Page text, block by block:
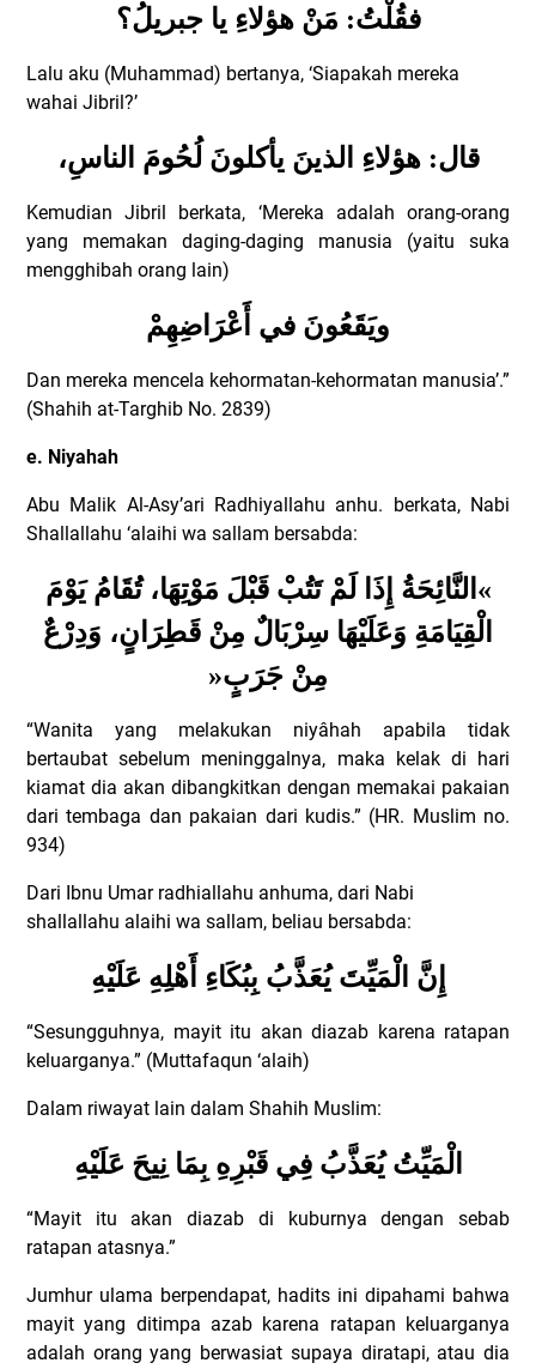
فقُلْتُ: مَنْ هؤلاءِ يا جبريلُ؟
Lalu aku (Muhammad) bertanya, ‘Siapakah mereka
wahai Jibril?’
قال: هؤلاءِ الذينَ يأكلونَ لُحُومَ الناسِ،
Kemudian Jibril berkata, ‘Mereka adalah orang-orang
yang memakan daging-daging manusia (yaitu suka
mengghibah orang lain)
ويَقَعُونَ في أَعْرَاضِهِمْ
Dan mereka mencela kehormatan-kehormatan manusia’.”
(Shahih at-Targhib No. 2839)
e. Niyahah
Abu Malik Al-Asy’ari Radhiyallahu anhu. berkata, Nabi
Shallallahu ‘alaihi wa sallam bersabda:
« النَّائِحَةُ إِذَا لَمْ تَتُبْ قَبْلَ مَوْتِهَا، تُقَامُ يَوْمَ
الْقِيَامَةِ وَعَلَيْهَا سِرْبَالٌ مِنْ قَطِرَانٍ، وَدِرْعٌ
مِنْ جَرَبٍ»
“Wanita yang melakukan niyâhah apabila tidak
bertaubat sebelum meninggalnya, maka kelak di hari
kiamat dia akan dibangkitkan dengan memakai pakaian
dari tembaga dan pakaian dari kudis.” (HR. Muslim no.
934)
Dari Ibnu Umar radhiallahu anhuma, dari Nabi
shallallahu alaihi wa sallam, beliau bersabda:
إِنَّ الْمَيِّتَ يُعَذَّبُ بِبُكَاءِ أَهْلِهِ عَلَيْهِ
“Sesungguhnya, mayit itu akan diazab karena ratapan
keluarganya.” (Muttafaqun ‘alaih)
Dalam riwayat lain dalam Shahih Muslim:
الْمَيِّتُ يُعَذَّبُ فِي قَبْرِهِ بِمَا نِيحَ عَلَيْهِ
“Mayit itu akan diazab di kuburnya dengan sebab
ratapan atasnya.”
Jumhur ulama berpendapat, hadits ini dipahami bahwa
mayit yang ditimpa azab karena ratapan keluarganya
adalah orang yang berwasiat supaya diratapi, atau dia